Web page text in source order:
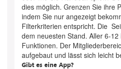
dies möglich. Grenzen Sie ihre
indem Sie nur angezeigt
Filterkriterien entspricht. Die
dem neuesten Stand. Aller 6-
Funktionen. Der
aufgebaut und lässt sich leicht
Gibt es eine App?